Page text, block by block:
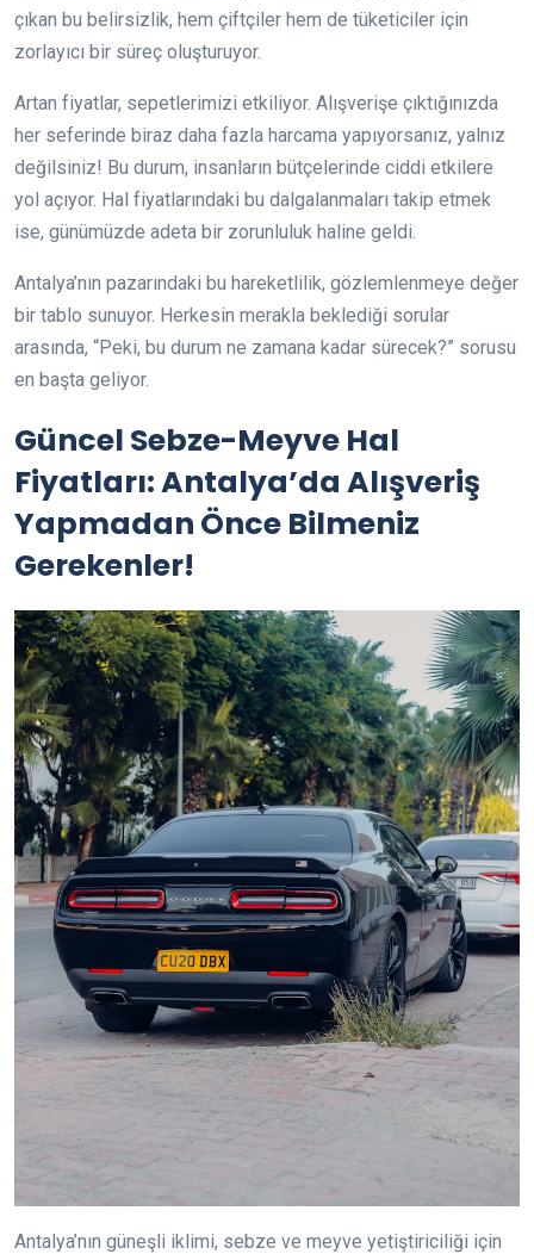
çıkan bu belirsizlik, hem çiftçiler hem de tüketiciler için
zorlayıcı bir süreç oluşturuyor.
Artan fiyatlar, sepetlerimizi etkiliyor. Alışverişe çıktığınızda
her seferinde biraz daha fazla harcama yapıyorsanız, yalnız
değilsiniz! Bu durum, insanların bütçelerinde ciddi etkilere
yol açıyor. Hal fiyatlarındaki bu dalgalanmaları takip etmek
ise, günümüzde adeta bir zorunluluk haline geldi.
Antalya’nın pazarındaki bu hareketlilik, gözlemlenmeye değer
bir tablo sunuyor. Herkesin merakla beklediği sorular
arasında, “Peki, bu durum ne zamana kadar sürecek?” sorusu
en başta geliyor.
Güncel Sebze-Meyve Hal
Fiyatları: Antalya’da Alışveriş
Yapmadan Önce Bilmeniz
Gerekenler!
Antalya’nın güneşli iklimi, sebze ve meyve yetiştiriciliği için